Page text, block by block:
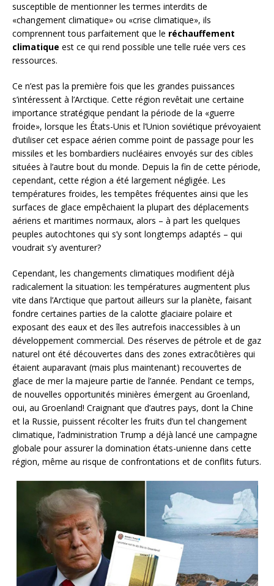
susceptible de mentionner les termes interdits de
«changement climatique» ou «crise climatique», ils
comprennent tous parfaitement que le réchauffement
climatique est ce qui rend possible une telle ruée vers ces
ressources.
Ce n’est pas la première fois que les grandes puissances
s’intéressent à l’Arctique. Cette région revêtait une certaine
importance stratégique pendant la période de la «guerre
froide», lorsque les États-Unis et l’Union soviétique prévoyaient
d’utiliser cet espace aérien comme point de passage pour les
missiles et les bombardiers nucléaires envoyés sur des cibles
situées à l’autre bout du monde. Depuis la fin de cette période,
cependant, cette région a été largement négligée. Les
températures froides, les tempêtes fréquentes ainsi que les
surfaces de glace empêchaient la plupart des déplacements
aériens et maritimes normaux, alors – à part les quelques
peuples autochtones qui s’y sont longtemps adaptés – qui
voudrait s’y aventurer?
Cependant, les changements climatiques modifient déjà
radicalement la situation: les températures augmentent plus
vite dans l’Arctique que partout ailleurs sur la planète, faisant
fondre certaines parties de la calotte glaciaire polaire et
exposant des eaux et des îles autrefois inaccessibles à un
développement commercial. Des réserves de pétrole et de gaz
naturel ont été découvertes dans des zones extracôtières qui
étaient auparavant (mais plus maintenant) recouvertes de
glace de mer la majeure partie de l’année. Pendant ce temps,
de nouvelles opportunités minières émergent au Groenland,
oui, au Groenland! Craignant que d’autres pays, dont la Chine
et la Russie, puissent récolter les fruits d’un tel changement
climatique, l’administration Trump a déjà lancé une campagne
globale pour assurer la domination états-unienne dans cette
région, même au risque de confrontations et de conflits futurs.